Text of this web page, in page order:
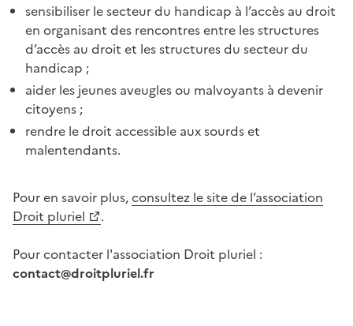
sensibiliser le secteur du handicap à l’accès au droit
en organisant des rencontres entre les structures
d’accès au droit et les structures du secteur du
handicap ;
aider les jeunes aveugles ou malvoyants à devenir
citoyens ;
rendre le droit accessible aux sourds et
malentendants.
Pour en savoir plus,consultez le site de l’association
Droit pluriel
.
Pour contacter l'association Droit pluriel :
contact@droitpluriel.fr